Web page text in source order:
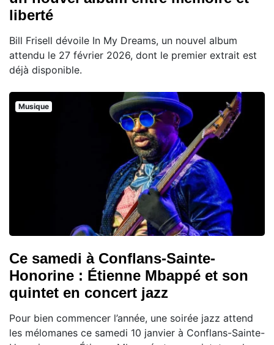
liberté
Bill Frisell dévoile In My Dreams, un nouvel album
attendu le 27 février 2026, dont le premier extrait est
déjà disponible.
Musique
Ce samedi à Conflans-Sainte-
Honorine : Étienne Mbappé et son
quintet en concert jazz
Pour bien commencer l’année, une soirée jazz attend
les mélomanes ce samedi 10 janvier à Conflans-Sainte-